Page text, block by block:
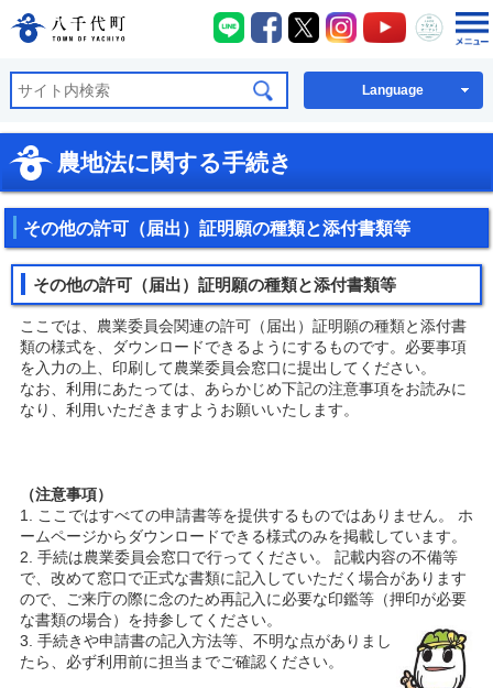
八千代町公式ホームページ
八千代町LINE
八千代町Facebook
八千代町X八千代町Instagram
八千代町
八千
Language
農地法に関する手続き
その他の許可（届出）証明願の種類と添付書類等
その他の許可（届出）証明願の種類と添付書類等
ここでは、農業委員会関連の許可（届出）証明願の種類と添付書
類の様式を、ダウンロードできるようにするものです。必要事項
を入力の上、印刷して農業委員会窓口に提出してください。
なお、利用にあたっては、あらかじめ下記の注意事項をお読みに
なり、利用いただきますようお願いいたします。
（注意事項）
1. ここではすべての申請書等を提供するものではありません。 ホ
ームページからダウンロードできる様式のみを掲載しています。
2. 手続は農業委員会窓口で行ってください。 記載内容の不備等
で、改めて窓口で正式な書類に記入していただく場合があります
ので、ご来庁の際に念のため再記入に必要な印鑑等（押印が必要
な書類の場合）を持参してください。
3. 手続きや申請書の記入方法等、不明な点がありまし
たら、必ず利用前に担当までご確認ください。